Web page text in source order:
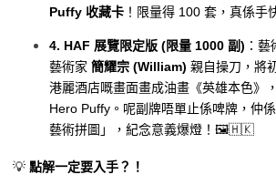
Puffy 收藏卡 ！限量得 100 套，真係手
4. HAF 展覽限定版 (限量 1000 副) ：
藝術家 簡耀宗 (William) 親自操刀，將
港麗酒店嘅畫面畫成油畫《英雄本色》
Hero Puffy。呢副牌唔單止係啤牌，仲
藝術拼圖」，紀念意義爆燈！🖼️🇭🇰
💡 點解一定要入手？！